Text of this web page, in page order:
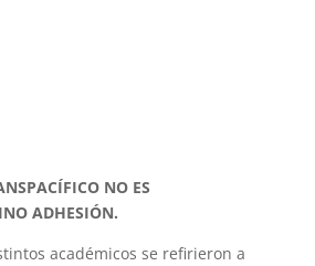
NO ES
ADHESIÓN.
académicos se refirieron a